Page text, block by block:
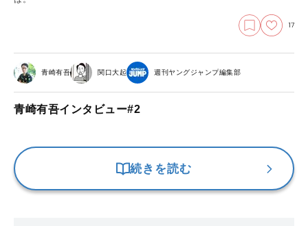
17
青崎有吾 関口大起 週刊ヤングジャンプ編集部
青崎有吾インタビュー#2
続きを読む